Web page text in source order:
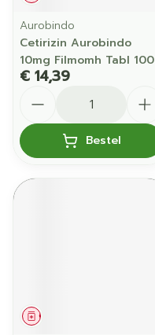
Aurobindo
Cetirizin Aurobindo
10mg Filmomh Tabl 100
€ 14,39
Bestel
Geneesmiddel